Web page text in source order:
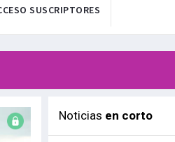
SUSCRIPTORES
Noticias en corto